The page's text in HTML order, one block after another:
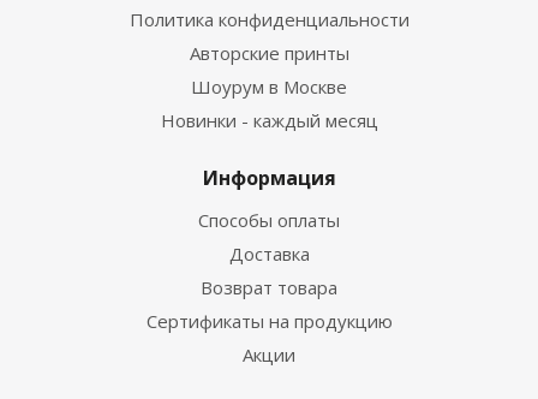
Политика конфиденциальности
Авторские принты
Шоурум в Москве
Новинки - каждый месяц
Информация
Способы оплаты
Доставка
Возврат товара
Сертификаты на продукцию
Акции